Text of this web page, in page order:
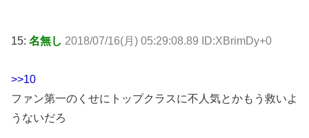
15: 名無し 2018/07/16(月) 05:29:08.89 ID:XBrimDy+0
>>10
ファン第一のくせにトップクラスに不人気とかもう救いよ
うないだろ